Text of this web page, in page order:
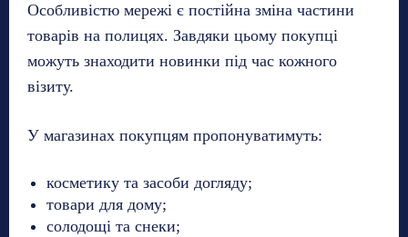
Особливістю мережі є постійна зміна частини
товарів на полицях. Завдяки цьому покупці
можуть знаходити новинки під час кожного
візиту.
У магазинах покупцям пропонуватимуть:
косметику та засоби догляду;
товари для дому;
солодощі та снеки;